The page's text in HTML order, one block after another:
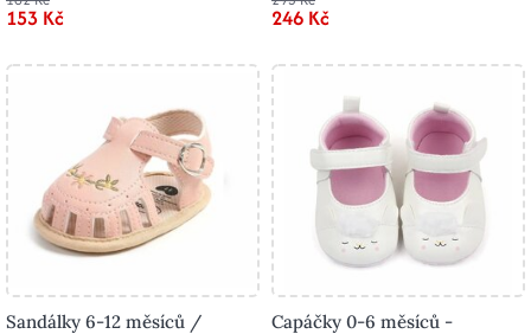
153 Kč 246 Kč
Sandálky 6-12 měsíců /
Capáčky 0-6 měsíců -